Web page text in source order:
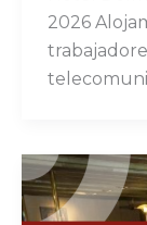
2026